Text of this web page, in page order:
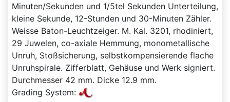
Minuten/Sekunden und 1/5tel Sekunden Unterteilung,
kleine Sekunde, 12-Stunden und 30-Minuten Zähler.
Weisse Baton-Leuchtzeiger. M. Kal. 3201, rhodiniert,
29 Juwelen, co-axiale Hemmung, monometallische
Unruh, Stoßsicherung, selbstkompensierende flache
Unruhspirale. Zifferblatt, Gehäuse und Werk signiert.
Durchmesser 42 mm. Dicke 12.9 mm.
Grading System: